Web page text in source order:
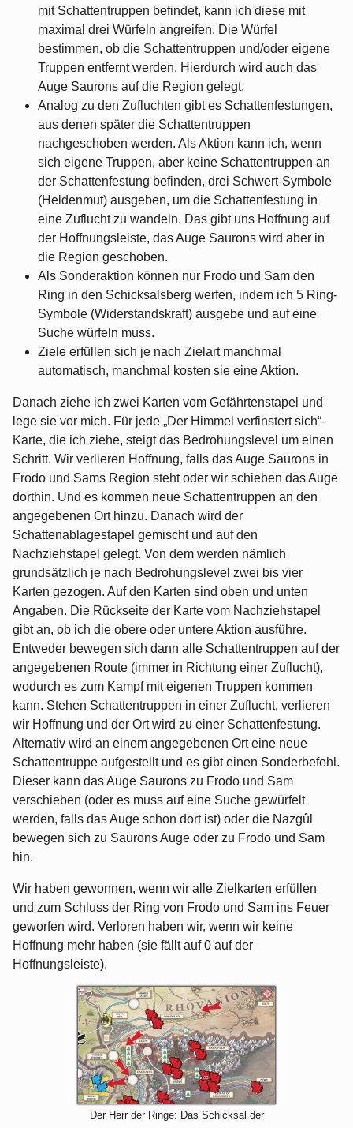
mit Schattentruppen befindet, kann ich diese mit
maximal drei Würfeln angreifen. Die Würfel
bestimmen, ob die Schattentruppen und/oder eigene
Truppen entfernt werden. Hierdurch wird auch das
Auge Saurons auf die Region gelegt.
Analog zu den Zufluchten gibt es Schattenfestungen,
aus denen später die Schattentruppen
nachgeschoben werden. Als Aktion kann ich, wenn
sich eigene Truppen, aber keine Schattentruppen an
der Schattenfestung befinden, drei Schwert-Symbole
(Heldenmut) ausgeben, um die Schattenfestung in
eine Zuflucht zu wandeln. Das gibt uns Hoffnung auf
der Hoffnungsleiste, das Auge Saurons wird aber in
die Region geschoben.
Als Sonderaktion können nur Frodo und Sam den
Ring in den Schicksalsberg werfen, indem ich 5 Ring-
Symbole (Widerstandskraft) ausgebe und auf eine
Suche würfeln muss.
Ziele erfüllen sich je nach Zielart manchmal
automatisch, manchmal kosten sie eine Aktion.
Danach ziehe ich zwei Karten vom Gefährtenstapel und
lege sie vor mich. Für jede „Der Himmel verfinstert sich“-
Karte, die ich ziehe, steigt das Bedrohungslevel um einen
Schritt. Wir verlieren Hoffnung, falls das Auge Saurons in
Frodo und Sams Region steht oder wir schieben das Auge
dorthin. Und es kommen neue Schattentruppen an den
angegebenen Ort hinzu. Danach wird der
Schattenablagestapel gemischt und auf den
Nachziehstapel gelegt. Von dem werden nämlich
grundsätzlich je nach Bedrohungslevel zwei bis vier
Karten gezogen. Auf den Karten sind oben und unten
Angaben. Die Rückseite der Karte vom Nachziehstapel
gibt an, ob ich die obere oder untere Aktion ausführe.
Entweder bewegen sich dann alle Schattentruppen auf der
angegebenen Route (immer in Richtung einer Zuflucht),
wodurch es zum Kampf mit eigenen Truppen kommen
kann. Stehen Schattentruppen in einer Zuflucht, verlieren
wir Hoffnung und der Ort wird zu einer Schattenfestung.
Alternativ wird an einem angegebenen Ort eine neue
Schattentruppe aufgestellt und es gibt einen Sonderbefehl.
Dieser kann das Auge Saurons zu Frodo und Sam
verschieben (oder es muss auf eine Suche gewürfelt
werden, falls das Auge schon dort ist) oder die Nazgûl
bewegen sich zu Saurons Auge oder zu Frodo und Sam
hin.
Wir haben gewonnen, wenn wir alle Zielkarten erfüllen
und zum Schluss der Ring von Frodo und Sam ins Feuer
geworfen wird. Verloren haben wir, wenn wir keine
Hoffnung mehr haben (sie fällt auf 0 auf der
Hoffnungsleiste).
Der Herr der Ringe: Das Schicksal der